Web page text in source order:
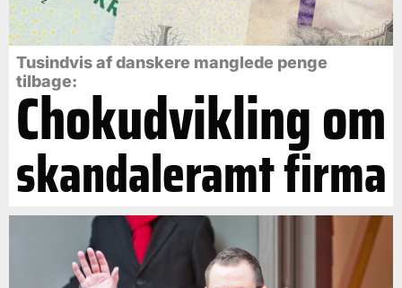
Tusindvis af danskere manglede penge
tilbage:
Chokudvikling om
skandaleramt firma